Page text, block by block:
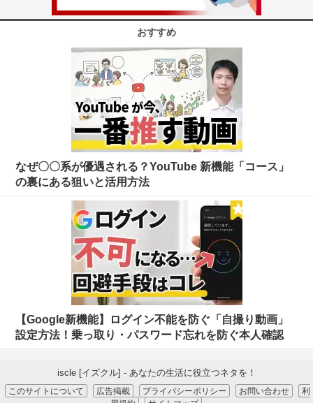
おすすめ
なぜ〇〇系が優遇される？YouTube 新機能「コース」
の裏にある狙いと活用方法
【Google新機能】ログイン不能を防ぐ「自撮り動画」
設定方法！乗っ取り・パスワード忘れを防ぐ本人確認
iscle [イズクル] - あなたの生活に役立つネタを！
このサイトについて 広告掲載 プライバシーポリシー お問い合わせ
利